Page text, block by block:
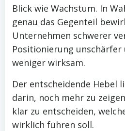
Blick wie Wachstum. In
genau das Gegenteil
Unternehmen schwerer
Positionierung
weniger wirksam.
Der entscheidende Hebel
darin, noch mehr zu
klar zu entscheiden,
wirklich führen soll.